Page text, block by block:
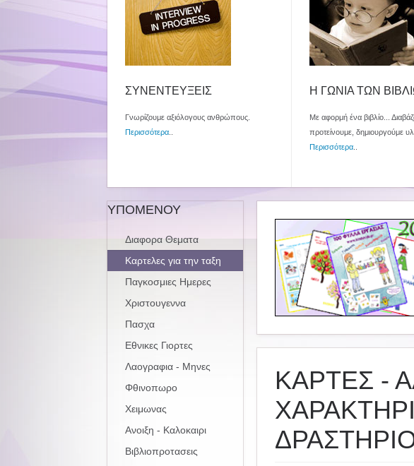
ΣΥΝΕΝΤΕΥΞΕΙΣ
Γνωρίζουμε αξιόλογους ανθρώπους.
Περισσότερα
Η ΓΩΝΙΑ ΤΩΝ
Με αφορμή ένα βιβλίο...
προτείνουμε, δημιουργούμε
Περισσότερα
ΚΑΡΤΕΣ -
ΥΠΟΜΕΝΟΥ
Διαφορα Θεματα
Καρτελες για την ταξη
Παγκοσμιες Ημερες
Χριστουγεννα
Πασχα
Εθνικες Γιορτες
Λαογραφια - Μηνες
Φθινοπωρο
Χειμωνας
Ανοιξη - Καλοκαιρι
Βιβλιοπροτασεις